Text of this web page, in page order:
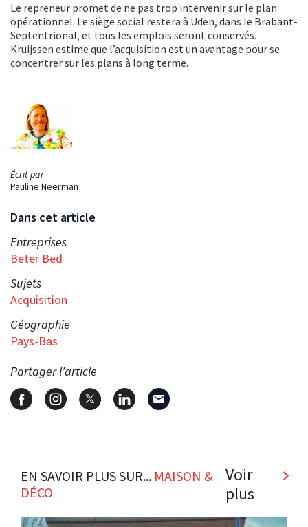
Écrit par
Pauline Neerman
Dans cet article
Entreprises
Beter Bed
Sujets
Acquisition
Géographie
Pays-Bas
Partager l'article
Le repreneur promet de ne pas trop intervenir sur le plan
opérationnel. Le siège social restera à Uden, dans le Brabant-
Septentrional, et tous les emplois seront conservés.
Kruijssen estime que l’acquisition est un avantage pour se
concentrer sur les plans à long terme.
EN SAVOIR PLUS SUR... MAISON &
DÉCO
Voir
plus